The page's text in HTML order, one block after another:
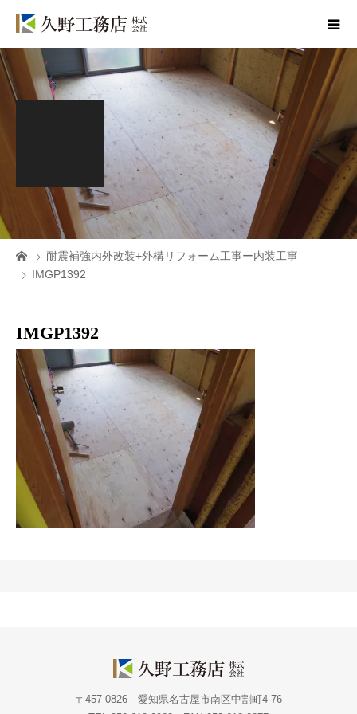
耐震補強内外改装+外構リフォーム工事ー内装工事
IMGP1392
IMGP1392
〒457-0826 愛知県名古屋市南区中割町4-76